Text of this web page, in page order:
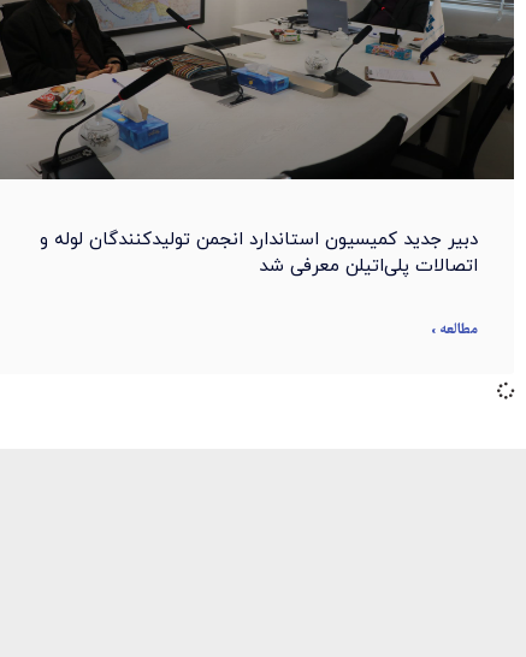
دبیر جدید کمیسیون استاندارد انجمن تولیدکنندگان لوله و
اتصالات پلی‌اتیلن معرفی شد
مطالعه »